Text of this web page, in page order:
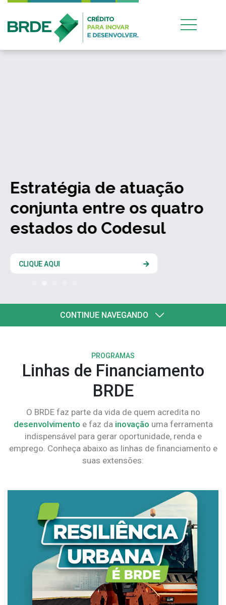
Estratégia de atuação
conjunta entre os quatro
estados do Codesul
CLIQUE AQUI
CONTINUE NAVEGANDO
PROGRAMAS
Linhas de Financiamento
BRDE
O BRDE faz parte da vida de quem acredita no
desenvolvimento e faz da inovação uma ferramenta
indispensável para gerar oportunidade, renda e
emprego. Conheça abaixo as linhas de financiamento e
suas extensões: